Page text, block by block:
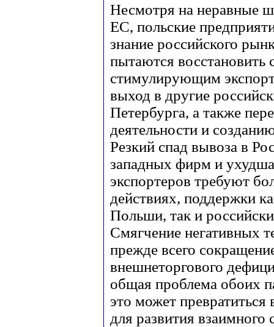
Несмотря на неравные
ЕС, польские
знание российского
пытаются
стимулирующим
выход в другие
Петербурга, а также
деятельности и
Резкий спад вывоза в
западных фирм и
экспортеров требуют
действиях, поддержки
Польши, так и
Смягчение негативных
прежде всего
внешнеторгового
общая проблема обоих
это может превратиться
для развития взаимного